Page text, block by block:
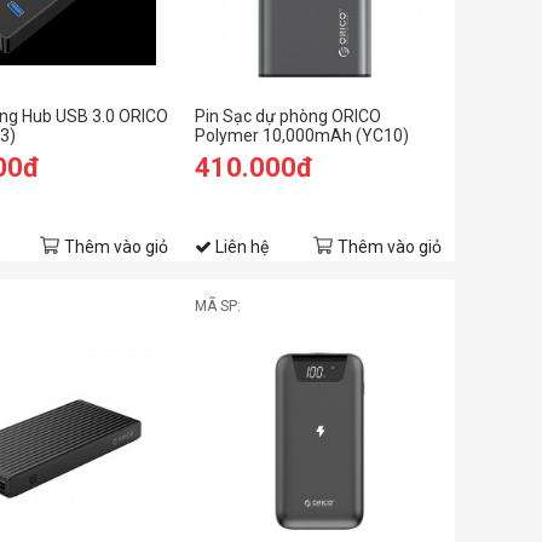
Hub USB 3.0 ORICO
Thêm vào giỏ
Pin Sạc dự phòng ORICO
Polymer 10,000mAh (YC10)
410.000đ
Liên hệ Thêm vào giỏ
MÃ SP: